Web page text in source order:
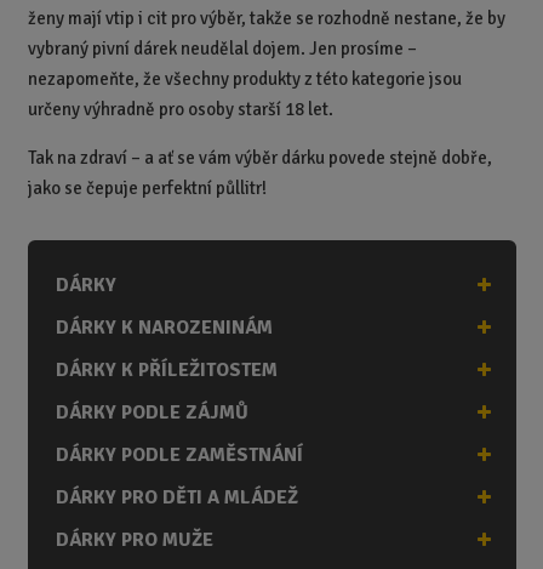
ženy mají vtip i cit pro výběr, takže se rozhodně nestane, že by
vybraný pivní dárek neudělal dojem. Jen prosíme –
nezapomeňte, že všechny produkty z této kategorie jsou
určeny výhradně pro osoby starší 18 let.
Tak na zdraví – a ať se vám výběr dárku povede stejně dobře,
jako se čepuje perfektní půllitr!
DÁRKY
DÁRKY K NAROZENINÁM
DÁRKY K PŘÍLEŽITOSTEM
DÁRKY PODLE ZÁJMŮ
DÁRKY PODLE ZAMĚSTNÁNÍ
DÁRKY PRO DĚTI A MLÁDEŽ
DÁRKY PRO MUŽE